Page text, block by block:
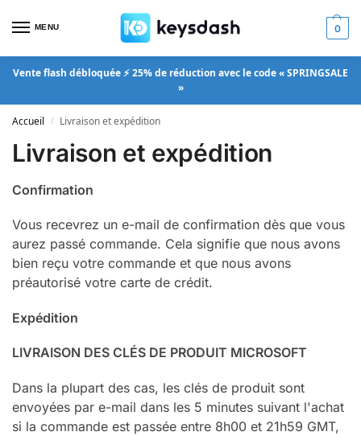
MENU 0
Vente flash débloquée ⚡ 25% de réduction avec le code « SPRINGSALE
»
Accueil / Livraison et expédition
Livraison et expédition
Confirmation
Vous recevrez un e-mail de confirmation dès que vous
aurez passé commande. Cela signifie que nous avons
bien reçu votre commande et que nous avons
préautorisé votre carte de crédit.
Expédition
LIVRAISON DES CLÉS DE PRODUIT MICROSOFT
Dans la plupart des cas, les clés de produit sont
envoyées par e-mail dans les 5 minutes suivant l'achat
si la commande est passée entre 8h00 et 21h59 GMT,